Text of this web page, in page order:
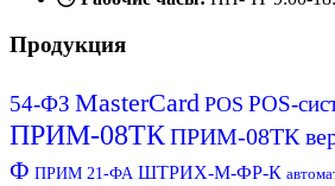
Продукция
54-ФЗ MasterCard POS POS-
ПРИМ-08ТКПРИМ-08ТК
Ф ПРИМ 21-ФА ШТРИХ-М-ФР-К